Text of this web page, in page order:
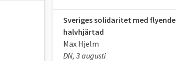
Sveriges solidaritet med
halvhjärtad
Max Hjelm
DN, 3 augusti